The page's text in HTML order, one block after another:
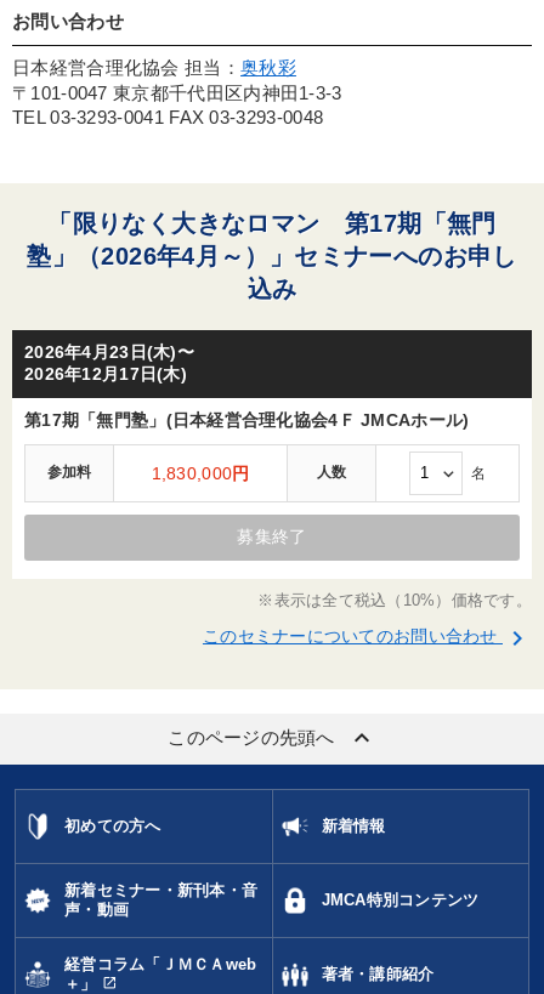
お問い合わせ
日本経営合理化協会 担当：奥秋彩
〒101-0047 東京都千代田区内神田1-3-3
TEL 03-3293-0041 FAX 03-3293-0048
「限りなく大きなロマン 第17期「無門
塾」（2026年4月～）」セミナーへのお申し
込み
2026年4月23日(木)〜
2026年12月17日(木)
第17期「無門塾」(日本経営合理化協会4Ｆ JMCAホール)
参加料 1,830,000円 人数 名
募集終了
※表示は全て税込（10%）価格です。
このセミナーについてのお問い合わせ keyboard_arrow_right
このページの先頭へ keyboard_arrow_up
初めての方へ 新着情報
新着セミナー・新刊本・音
声・動画
JMCA特別コンテンツ
経営コラム「ＪＭＣＡweb
＋」
open_in_new
著者・講師紹介